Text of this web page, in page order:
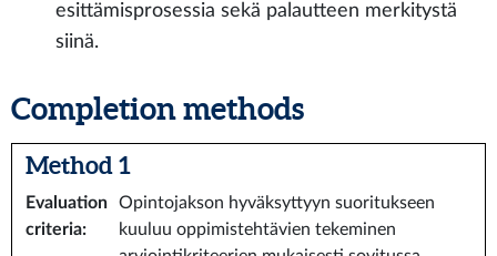
esittämisprosessia sekä palautteen merkitystä
siinä.
Completion methods
Method 1
Evaluation
criteria:
Opintojakson hyväksyttyyn suoritukseen
kuuluu oppimistehtävien tekeminen